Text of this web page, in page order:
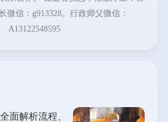
微信：g913328。行政师父微信：
A13122548595
面解析流程、